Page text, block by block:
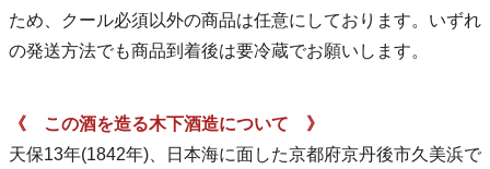
ため、クール必須以外の商品は任意にしております。いずれ
の発送方法でも商品到着後は要冷蔵でお願いします。
《 この酒を造る木下酒造について 》
天保13年(1842年)、日本海に面した京都府京丹後市久美浜で